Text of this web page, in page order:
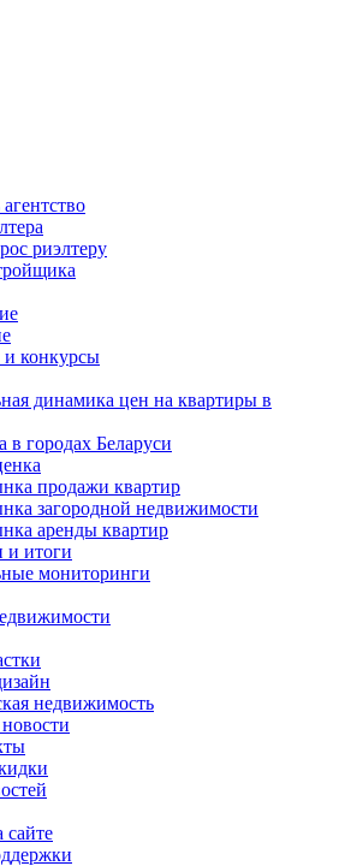
риэлтеру
конкурсы
динамика цен на квартиры в
в городах Беларуси
продажи квартир
загородной недвижимости
аренды квартир
и итоги
мониторинги
недвижимость
сайте